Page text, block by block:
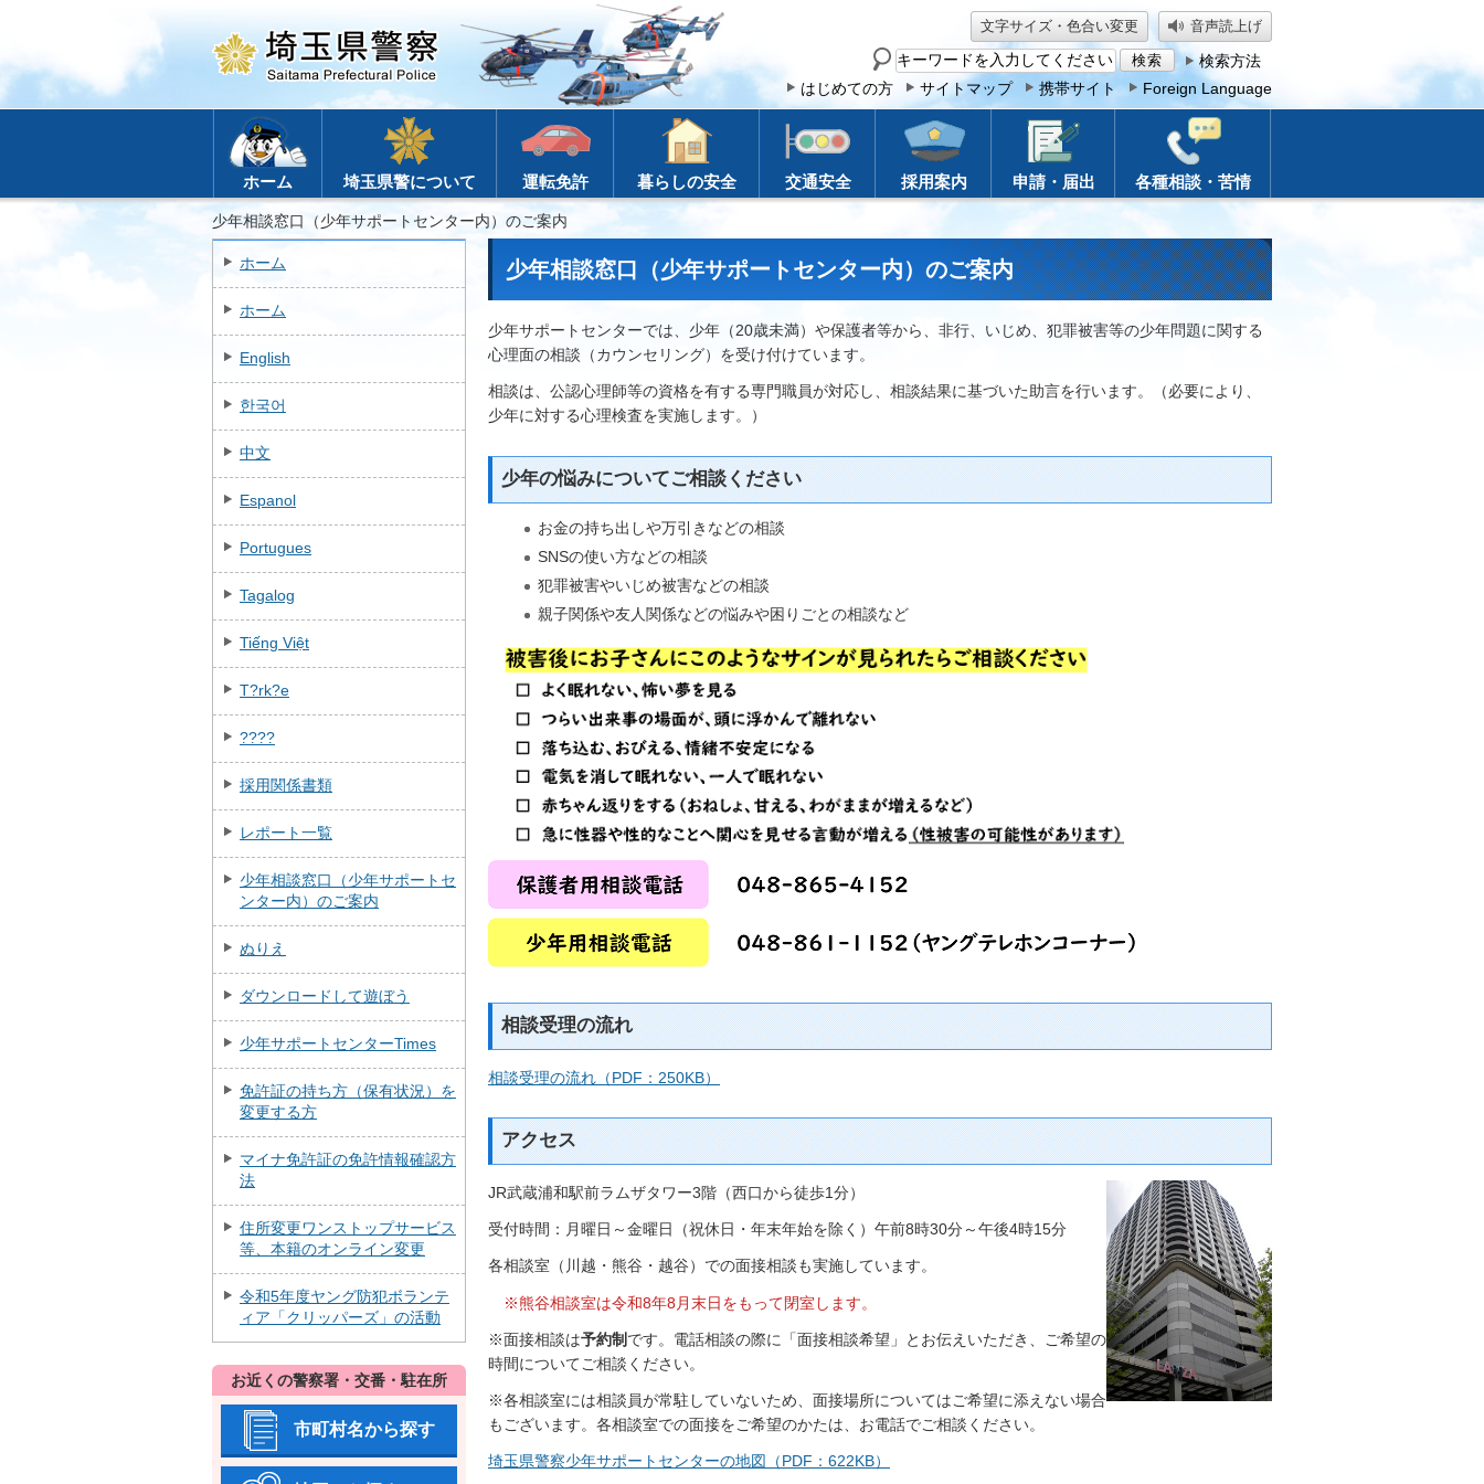
文字サイズ・色合い変更 音声読上げ
サ
イ
ト
検索方法
はじめての方
サイトマップ 携帯サイト Foreign Language
ホーム 埼玉県警について 運転免許 暮らしの安全 交通安全 採用案内 申請・届出 各種相談・苦情
少年相談窓口（少年サポートセンター内）のご案内
ホーム
ホーム
English
한국어
中文
Espanol
Portugues
Tagalog
Tiếng Việt
T?rk?e
????
採用関係書類
レポート一覧
少年相談窓口（少年サポートセ
ンター内）のご案内
ぬりえ
ダウンロードして遊ぼう
少年サポートセンターTimes
免許証の持ち方（保有状況）を
変更する方
マイナ免許証の免許情報確認方
法
住所変更ワンストップサービス
等、本籍のオンライン変更
令和5年度ヤング防犯ボランテ
ィア「クリッパーズ」の活動
お近くの警察署・交番・駐在所
市町村名から探す
少年相談窓口（少年サポートセンター内）のご案内
少年サポートセンターでは、少年（20歳未満）や保護者等から、非行、いじめ、犯罪被害等の少年問題に関する
心理面の相談（カウンセリング）を受け付けています。
相談は、公認心理師等の資格を有する専門職員が対応し、相談結果に基づいた助言を行います。（必要により、
少年に対する心理検査を実施します。）
少年の悩みについてご相談ください
お金の持ち出しや万引きなどの相談
SNSの使い方などの相談
犯罪被害やいじめ被害などの相談
親子関係や友人関係などの悩みや困りごとの相談など
相談受理の流れ
相談受理の流れ（PDF：250KB）
アクセス
JR武蔵浦和駅前ラムザタワー3階（西口から徒歩1分）
受付時間：月曜日～金曜日（祝休日・年末年始を除く）午前8時30分～午後4時15分
各相談室（川越・熊谷・越谷）での面接相談も実施しています。
※熊谷相談室は令和8年8月末日をもって閉室します。
※面接相談は予約制 です。電話相談の際に「面接相談希望」とお伝えいただき、ご希望の
時間についてご相談ください。
※各相談室には相談員が常駐していないため、面接場所についてはご希望に添えない場合
もございます。各相談室での面接をご希望のかたは、お電話でご相談ください。
埼玉県警察少年サポートセンターの地図（PDF：622KB）